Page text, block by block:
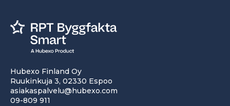
Hubexo Finland Oy
Ruukinkuja 3, 02330 Espoo
asiakaspalvelu@hubexo.com
09-809 911